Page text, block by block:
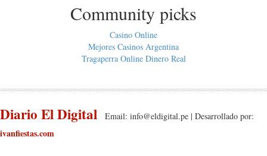
Community picks
Casino Online
Mejores Casinos Argentina
Tragaperra Online Dinero Real
Diario El Digital Email: info@eldigital.pe | Desarrollado por:
ivanfiestas.com